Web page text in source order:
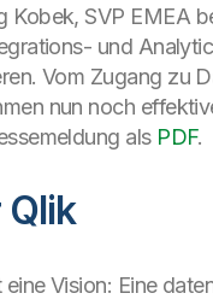
Kobek, SVP EMEA
und
Vom Zugang zu
nun noch
als PDF.
Qlik
eine Vision: Eine